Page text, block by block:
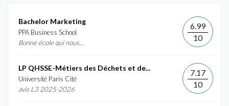
Bachelor Marketing
PPA Business School
Bonne école qui nous...
6.99
10
LP QHSSE-Métiers des Déchets et de...
Université Paris Cité
avis L3 2025-2026
7.17
10